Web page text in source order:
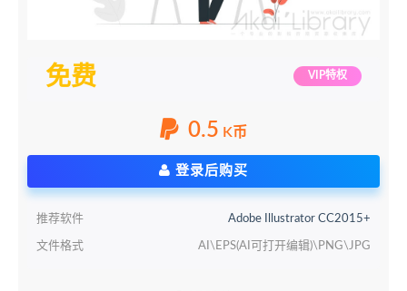
免费 VIP特权
0.5 K币
登录后购买
推荐软件 Adobe Illustrator CC2015+
文件格式 AI\EPS(AI可打开编辑)\PNG\JPG